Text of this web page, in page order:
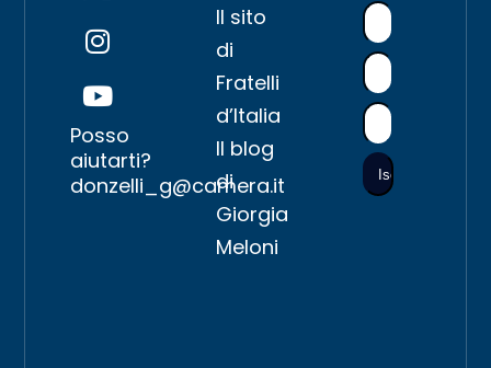
Posso
aiutarti?
donzelli_g@camera.it
Il sito
di
Fratelli
d’Italia
Il blog
di
Giorgia
Meloni